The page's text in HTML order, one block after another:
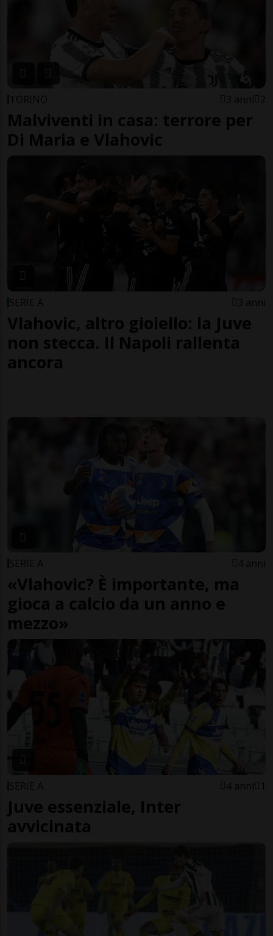
TORINO 3 anni 2
Malviventi in casa: terrore per
Di Maria e Vlahovic
SERIE A 3 anni
Vlahovic, altro gioiello: la Juve
non stecca. Il Napoli rallenta
ancora
SERIE A 4 anni
«Vlahovic? È importante, ma
gioca a calcio da un anno e
mezzo»
SERIE A 4 anni 1
Juve essenziale, Inter
avvicinata